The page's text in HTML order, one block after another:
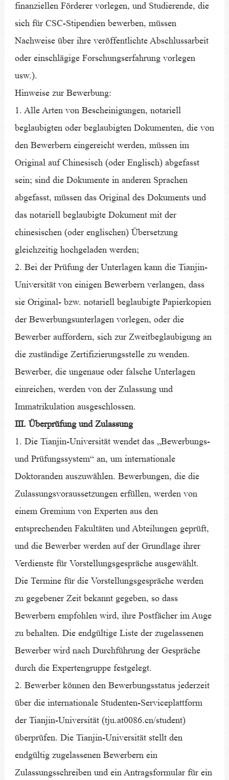
finanziellen Förderer vorlegen, und Studierende, die
sich für CSC-Stipendien bewerben, müssen
Nachweise über ihre veröffentlichte Abschlussarbeit
oder einschlägige Forschungserfahrung vorlegen
usw.).
Hinweise zur Bewerbung:
1. Alle Arten von Bescheinigungen, notariell
beglaubigten oder beglaubigten Dokumenten, die von
den Bewerbern eingereicht werden, müssen im
Original auf Chinesisch (oder Englisch) abgefasst
sein; sind die Dokumente in anderen Sprachen
abgefasst, müssen das Original des Dokuments und
das notariell beglaubigte Dokument mit der
chinesischen (oder englischen) Übersetzung
gleichzeitig hochgeladen werden;
2. Bei der Prüfung der Unterlagen kann die Tianjin-
Universität von einigen Bewerbern verlangen, dass
sie Original- bzw. notariell beglaubigte Papierkopien
der Bewerbungsunterlagen vorlegen, oder die
Bewerber auffordern, sich zur Zweitbeglaubigung an
die zuständige Zertifizierungsstelle zu wenden.
Bewerber, die ungenaue oder falsche Unterlagen
einreichen, werden von der Zulassung und
Immatrikulation ausgeschlossen.
Ⅲ. Überprüfung und Zulassung
1. Die Tianjin-Universität wendet das „Bewerbungs-
und Prüfungssystem“ an, um internationale
Doktoranden auszuwählen. Bewerbungen, die die
Zulassungsvoraussetzungen erfüllen, werden von
einem Gremium von Experten aus den
entsprechenden Fakultäten und Abteilungen geprüft,
und die Bewerber werden auf der Grundlage ihrer
Verdienste für Vorstellungsgespräche ausgewählt.
Die Termine für die Vorstellungsgespräche werden
zu gegebener Zeit bekannt gegeben, so dass
Bewerbern empfohlen wird, ihre Postfächer im Auge
zu behalten. Die endgültige Liste der zugelassenen
Bewerber wird nach Durchführung der Gespräche
durch die Expertengruppe festgelegt.
2. Bewerber können den Bewerbungsstatus jederzeit
über die internationale Studenten-Serviceplattform
der Tianjin-Universität (tju.at0086.cn/student)
überprüfen. Die Tianjin-Universität stellt den
endgültig zugelassenen Bewerbern ein
Zulassungsschreiben und ein Antragsformular für ein